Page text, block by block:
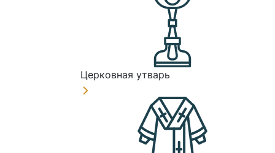
Церковная утварь